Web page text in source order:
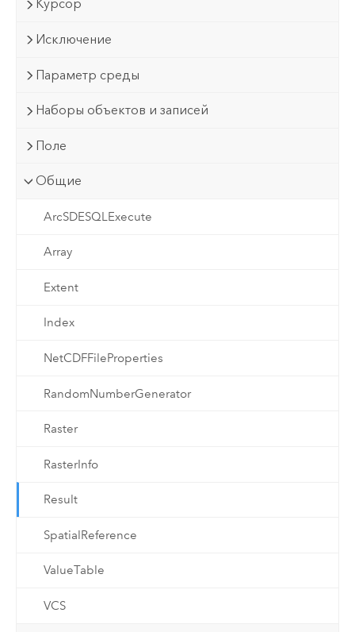
Курсор
Исключение
Параметр среды
Наборы объектов и записей
Поле
Общие
ArcSDESQLExecute
Array
Extent
Index
NetCDFFileProperties
RandomNumberGenerator
Raster
RasterInfo
Result
SpatialReference
ValueTable
VCS